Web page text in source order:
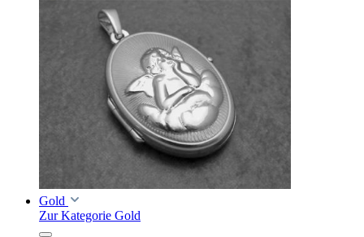
Gold
Zur Kategorie Gold